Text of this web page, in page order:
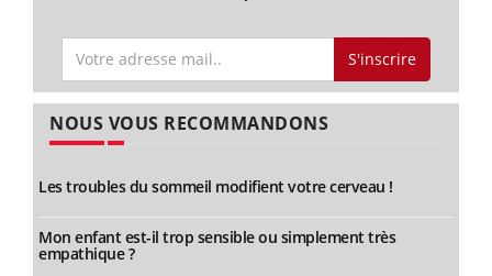
S'inscrire
NOUS VOUS RECOMMANDONS
Les troubles du sommeil modifient votre cerveau !
Mon enfant est-il trop sensible ou simplement très
empathique ?